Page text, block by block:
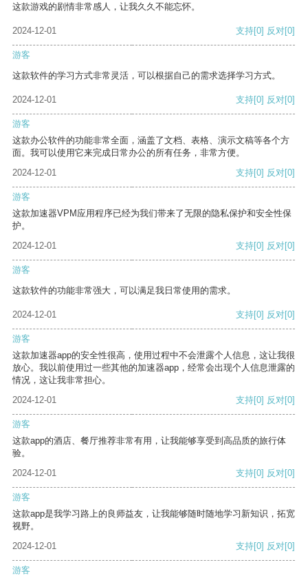
这款游戏的剧情非常感人，让我久久不能忘怀。
2024-12-01 支持[0] 反对[0]
游客
这款软件的学习方式非常灵活，可以根据自己的需求选择学习方式。
2024-12-01 支持[0] 反对[0]
游客
这款办公软件的功能非常全面，涵盖了文档、表格、演示文稿等各个方
面。我可以使用它来完成日常办公的所有任务，非常方便。
2024-12-01
支持[0] 反对[0]
游客
这款加速器VPM应用程序已经为我们带来了无限的隐私保护和安全性保
护。
2024-12-01
支持[0] 反对[0]
游客
这款软件的功能非常强大，可以满足我日常使用的需求。
2024-12-01 支持[0] 反对[0]
游客
这款加速器app的安全性很高，使用过程中不会泄露个人信息，这让我很
放心。我以前使用过一些其他的加速器app，经常会出现个人信息泄露的
情况，这让我非常担心。
2024-12-01
支持[0] 反对[0]
游客
这款app的酒店、餐厅推荐非常有用，让我能够享受到高品质的旅行体
验。
2024-12-01
支持[0] 反对[0]
游客
这款app是我学习路上的良师益友，让我能够随时随地学习新知识，拓宽
视野。
2024-12-01
支持[0] 反对[0]
游客